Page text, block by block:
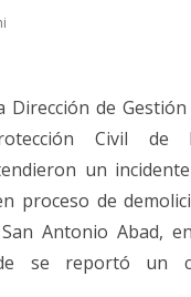
Dirección de
Civil de
un
proceso de
Antonio Abad,
se reportó un